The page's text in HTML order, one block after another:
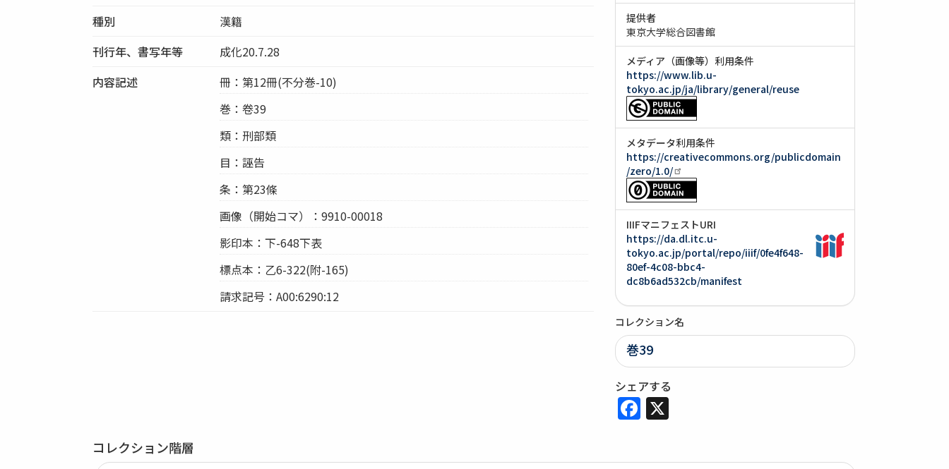
種別
漢籍
刊行年、書写年等
成化20.7.28
内容記述
冊：第12冊(不分巻-10)
巻：卷39
類：刑部類
目：誣告
条：第23條
画像（開始コマ）：9910-00018
影印本：下-648下表
標点本：乙6-322(附-165)
請求記号：A00:6290:12
提供者
東京大学総合図書館
メディア（画像等）利用条件
https://www.lib.u-
tokyo.ac.jp/ja/library/general/reuse
メタデータ利用条件
https://creativecommons.org/publicdomain
/zero/1.0/
IIIFマニフェストURI
https://da.dl.itc.u-
tokyo.ac.jp/portal/repo/iiif/0fe4f648-
80ef-4c08-bbc4-
dc8b6ad532cb/manifest
コレクション名
巻39
シェアする
Facebook
X
コレクション階層